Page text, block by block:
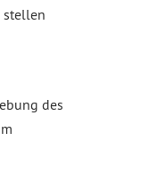
stellen
des